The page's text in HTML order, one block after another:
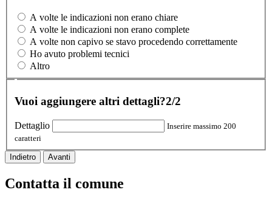
A volte le indicazioni non erano chiare
A volte le indicazioni non erano complete
A volte non capivo se stavo procedendo correttamente
Ho avuto problemi tecnici
Altro
Vuoi aggiungere altri dettagli?2/2
Dettaglio
Inserire massimo 200
caratteri
Indietro Avanti
Contatta il comune